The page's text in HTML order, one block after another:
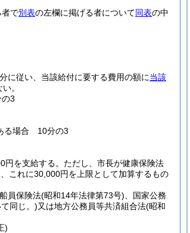
者で別表の左欄に掲げる者について同表の中
に従い、当該給付に要する費用の額に当該
。
3
る場合 10分の3
を支給する。 ただし、市長が健康保険法
これに30,000円を上限として加算するもの
船員保険法(昭和14年法律第73号) 、国家公務
同じ。)又は地方公務員等共済組合法(昭和
)